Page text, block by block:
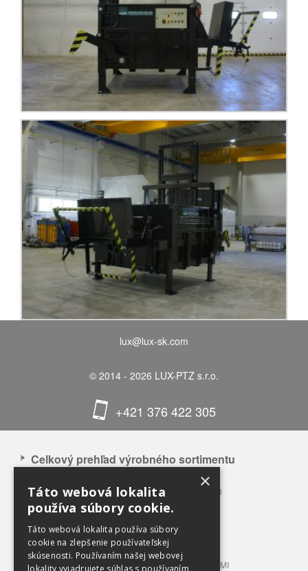
lux@lux-sk.com
© 2014 - 2026 LUX-PTZ s.r.o.
+421 376 422 305
Celkový prehľad výrobného sortimentu
CELKOVÝ PREHĽAD VÝROBNÉHO SORTIMENTU
BALÍKOVACIE LISY 3 – 12 T TLAKU
LISOVACIE KONTAJNERY
STACIONÁRNE LISY S PRÍPOJNÝMI KONTAJNERMI
×
Táto webová lokalita
používa súbory cookie.
Táto webová lokalita používa súbory
cookie na zlepšenie používateľskej
skúsenosti. Používaním našej webovej
lokality vyjadrujete súhlas s používaním